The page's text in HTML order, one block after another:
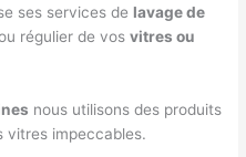
ses services de lavage de
régulier de vosvitres ou
nous utilisons des produits
vitres impeccables.